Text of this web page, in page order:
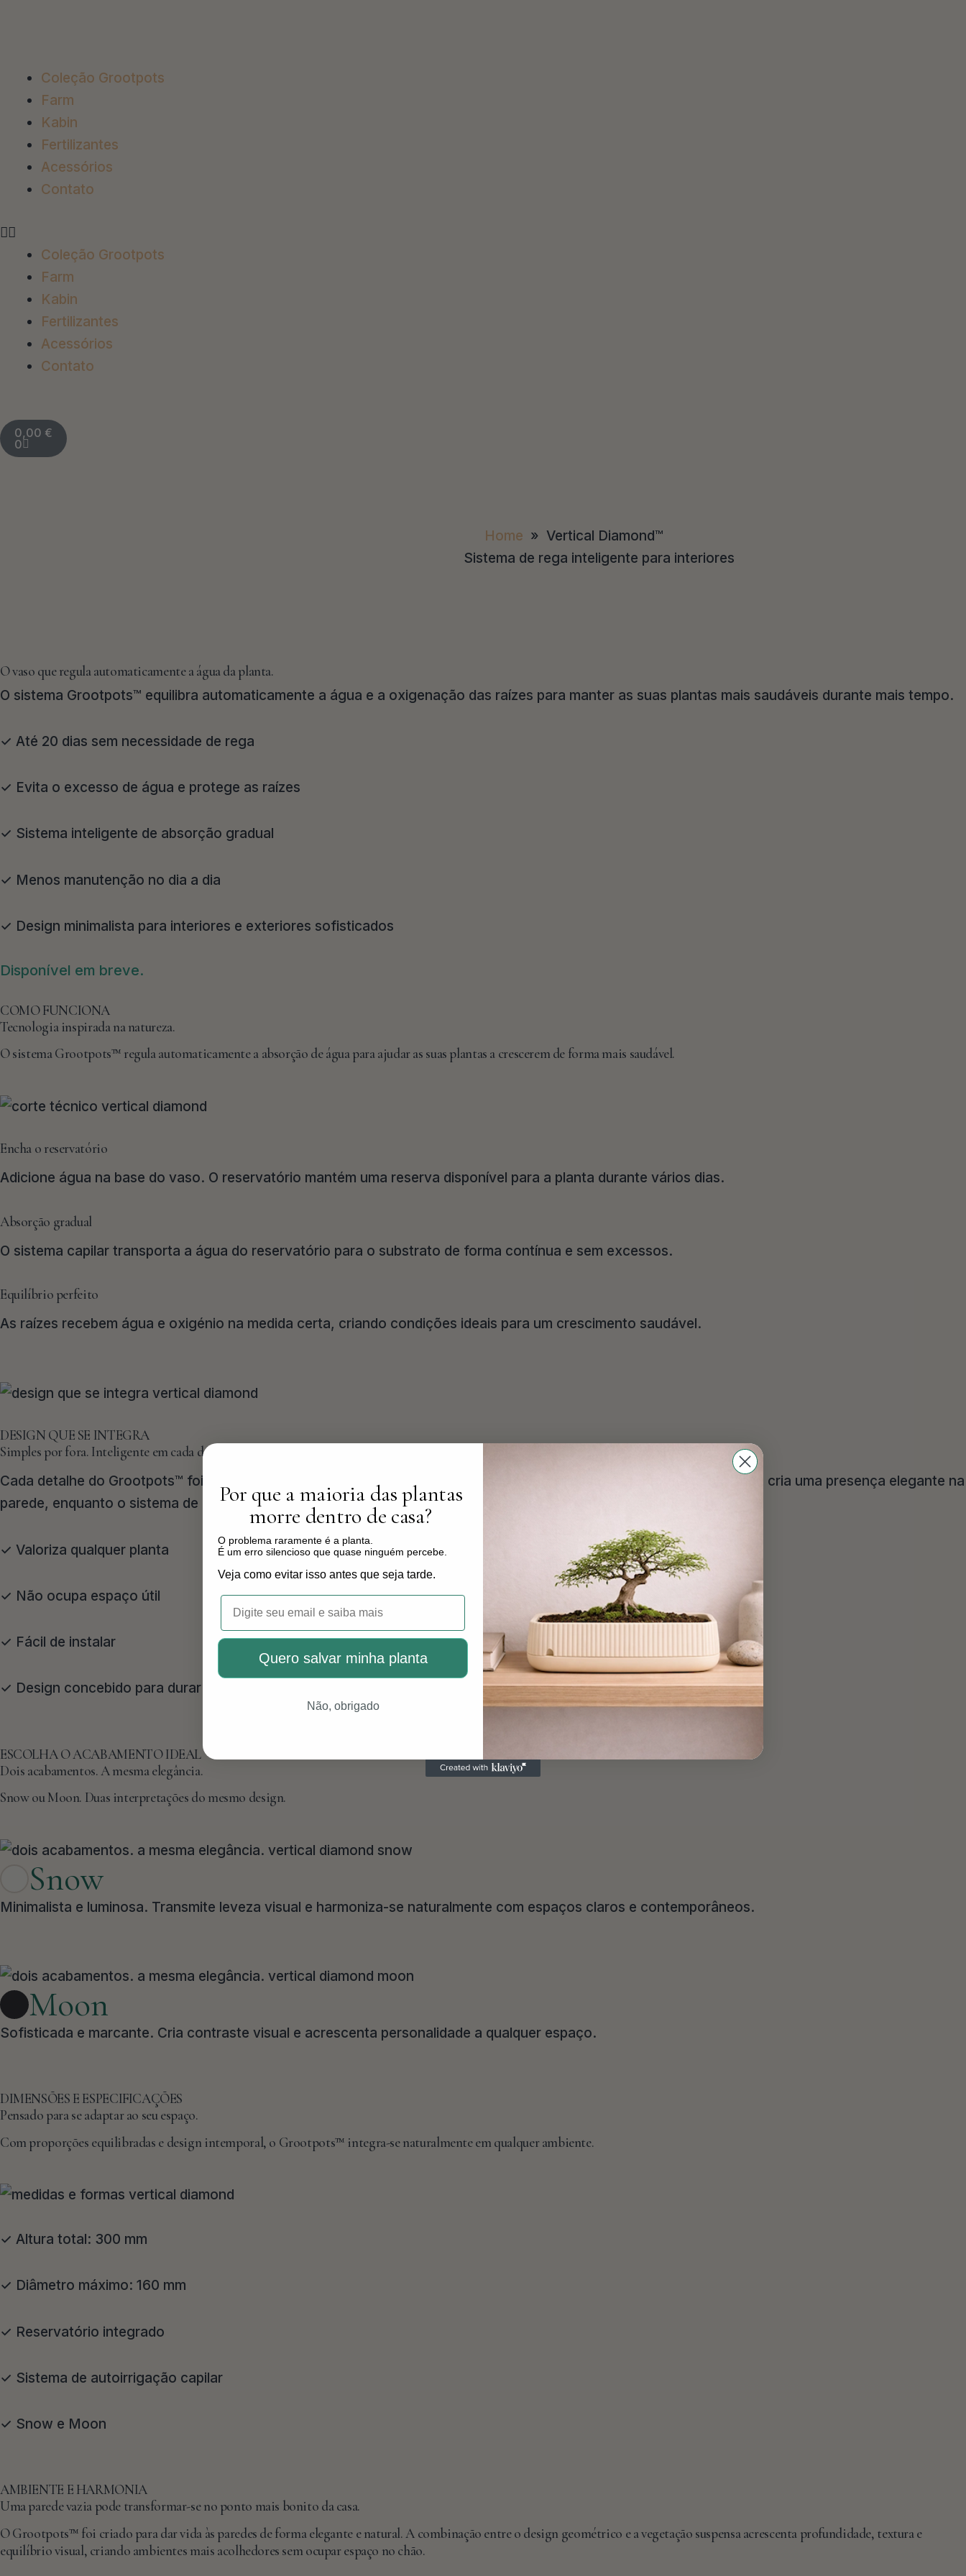
conteúdoColeção Grootpots
Farm
Kabin
Fertilizantes
Acessórios
Contato
Coleção Grootpots
Farm
Kabin
Fertilizantes
Acessórios
Contato
0,00 €
0
Carrinho
Home » Vertical Diamond™
Sistema de rega inteligente para interiores
O vaso que regula automaticamente a água da planta.
O sistema Grootpots™ equilibra automaticamente a água e a oxigenação das raízes para manter as suas plantas mais saudáveis durante mais tempo.
✓ Até 20 dias sem necessidade de rega
✓ Evita o excesso de água e protege as raízes
✓ Sistema inteligente de absorção gradual
✓ Menos manutenção no dia a dia
✓ Design minimalista para interiores e exteriores sofisticados
COMO FUNCIONA
Tecnologia inspirada na natureza.
O sistema Grootpots™ regula automaticamente a absorção de água para ajudar as suas plantas a crescerem de forma mais saudável.
Encha o reservatório
Adicione água na base do vaso. O reservatório mantém uma reserva disponível para a planta durante vários dias.
Absorção gradual
O sistema capilar transporta a água do reservatório para o substrato de forma contínua e sem excessos.
Equilíbrio perfeito
As raízes recebem água e oxigénio na medida certa, criando condições ideais para um crescimento saudável.
DESIGN QUE SE INTEGRA
Simples por fora. Inteligente em cada detalhe.
Cada detalhe do Grootpots™ foi desenvolvido para unir estética, funcionalidade e durabilidade. A sua forma geométrica cria uma presença elegante na
parede, enquanto o sistema de montagem discreto valoriza a planta e integra-se naturalmente em qualquer espaço.
✓ Valoriza qualquer planta
✓ Não ocupa espaço útil
✓ Fácil de instalar
✓ Design concebido para durar
ESCOLHA O ACABAMENTO IDEAL
Dois acabamentos. A mesma elegância.
Snow ou Moon. Duas interpretações do mesmo design.
Snow
Minimalista e luminosa. Transmite leveza visual e harmoniza-se naturalmente com espaços claros e contemporâneos.
Moon
Sofisticada e marcante. Cria contraste visual e acrescenta personalidade a qualquer espaço.
DIMENSÕES E ESPECIFICAÇÕES
Pensado para se adaptar ao seu espaço.
Com proporções equilibradas e design intemporal, o Grootpots™ integra-se naturalmente em qualquer ambiente.
✓ Altura total: 300 mm
✓ Diâmetro máximo: 160 mm
✓ Reservatório integrado
✓ Sistema de autoirrigação capilar
✓ Snow e Moon
AMBIENTE E HARMONIA
Uma parede vazia pode transformar-se no ponto mais bonito da casa.
O Grootpots™ foi criado para dar vida às paredes de forma elegante e natural. A combinação entre o design geométrico e a vegetação suspensa acrescenta profundidade, textura e
equilíbrio visual, criando ambientes mais acolhedores sem ocupar espaço no chão.
Por que a maioria das plantas
morre dentro de casa?
O problema raramente é a planta.
É um erro silencioso que quase ninguém percebe.
Veja como evitar isso antes que seja tarde.
Email
Quero salvar minha planta
Não, obrigado